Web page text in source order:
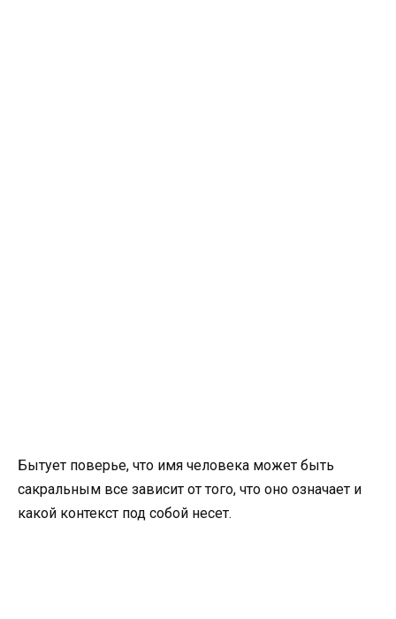
Бытует поверье, что имя человека может быть
сакральным все зависит от того, что оно означает и
какой контекст под собой несет.